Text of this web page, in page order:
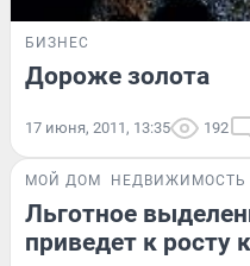
БИЗНЕС
Дороже золота
17 июня, 2011, 13:35 192
МОЙ ДОМ НЕДВИЖИМОСТЬ
Льготное
приведет к росту